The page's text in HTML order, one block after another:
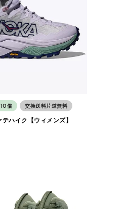
倍 交換送料片道無料
ハイク【ウィメンズ】